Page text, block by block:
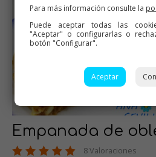
Empanada de
8 Valoraciones
Para más información consulte la
Puede aceptar todas las
"Aceptar" o configurarlas o
botón "Configurar".
Aceptar